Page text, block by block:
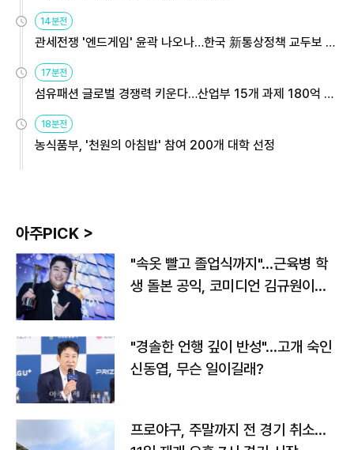
14분전
관세전쟁 '엔드게임' 윤곽 나오나…한국 新통상정책 교두보 활
용해야
17분전
섬유패션 글로벌 경쟁력 키운다…산업부 15개 과제 180억 지
원
18분전
농식품부, '천원의 아침밥' 참여 200개 대학 선정
아주PICK >
"속옷 빨고 졸업식까지"…근육병 학
생 돌본 공익, 코미디언 김규원이었
"경솔한 언행 깊이 반성"…고개 숙인
신동엽, 무슨 일이길래?
프로야구, 주말까지 전 경기 취소…